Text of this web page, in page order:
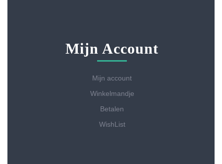
Mijn Account
Mijn account
Winkelmandje
Betalen
WishList